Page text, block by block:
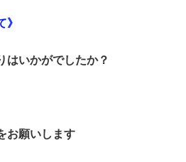
》
はいかがでしたか？
お願いします